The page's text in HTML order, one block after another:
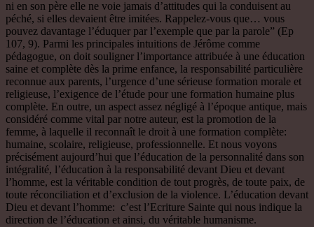
ni en son père elle ne voie jamais d’attitudes qui la conduisent au
péché, si elles devaient être imitées. Rappelez-vous que… vous
pouvez davantage l’éduquer par l’exemple que par la parole” (Ep
107, 9). Parmi les principales intuitions de Jérôme comme
pédagogue, on doit souligner l’importance attribuée à une éducation
saine et complète dès la prime enfance, la responsabilité particulière
reconnue aux parents, l’urgence d’une sérieuse formation morale et
religieuse, l’exigence de l’étude pour une formation humaine plus
complète. En outre, un aspect assez négligé à l’époque antique, mais
considéré comme vital par notre auteur, est la promotion de la
femme, à laquelle il reconnaît le droit à une formation complète:
humaine, scolaire, religieuse, professionnelle. Et nous voyons
précisément aujourd’hui que l’éducation de la personnalité dans son
intégralité, l’éducation à la responsabilité devant Dieu et devant
l’homme, est la véritable condition de tout progrès, de toute paix, de
toute réconciliation et d’exclusion de la violence. L’éducation devant
Dieu et devant l’homme: c’est l’Ecriture Sainte qui nous indique la
direction de l’éducation et ainsi, du véritable humanisme.